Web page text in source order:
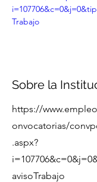
Trabajo
Sobre la
https://
onvocatorias/
.aspx?
avisoTrabajo